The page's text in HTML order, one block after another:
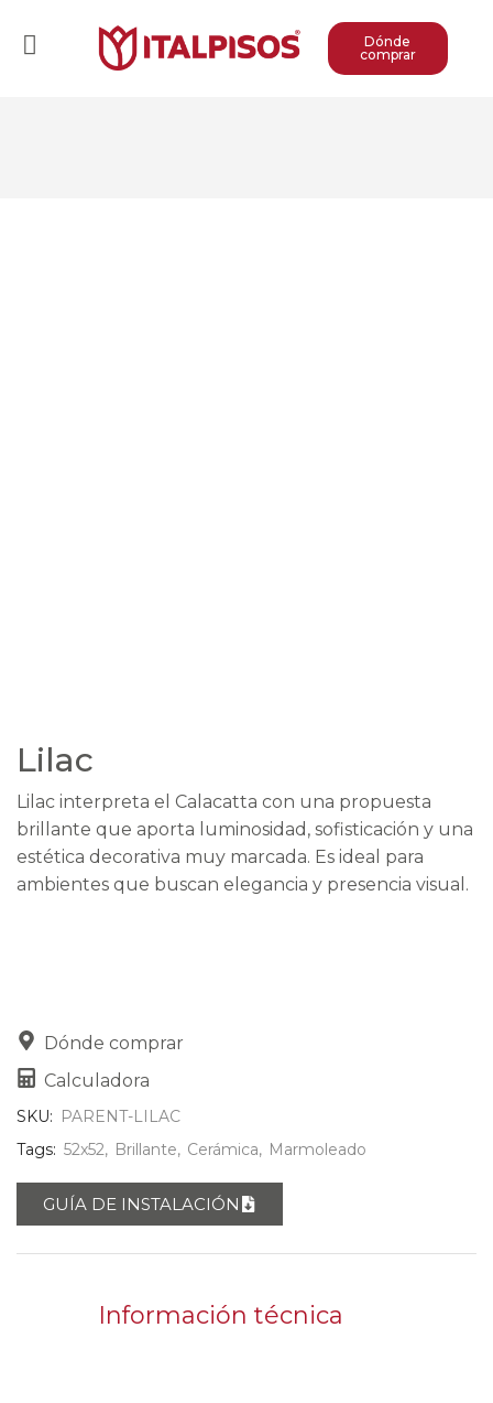
Dónde
comprar
Lilac
Lilac interpreta el Calacatta con una propuesta
brillante que aporta luminosidad, sofisticación y una
estética decorativa muy marcada. Es ideal para
ambientes que buscan elegancia y presencia visual.
Dónde comprar
Calculadora
SKU:
PARENT-LILAC
Tags: 52x52, Brillante, Cerámica, Marmoleado
GUÍA DE INSTALACIÓN
Información técnica